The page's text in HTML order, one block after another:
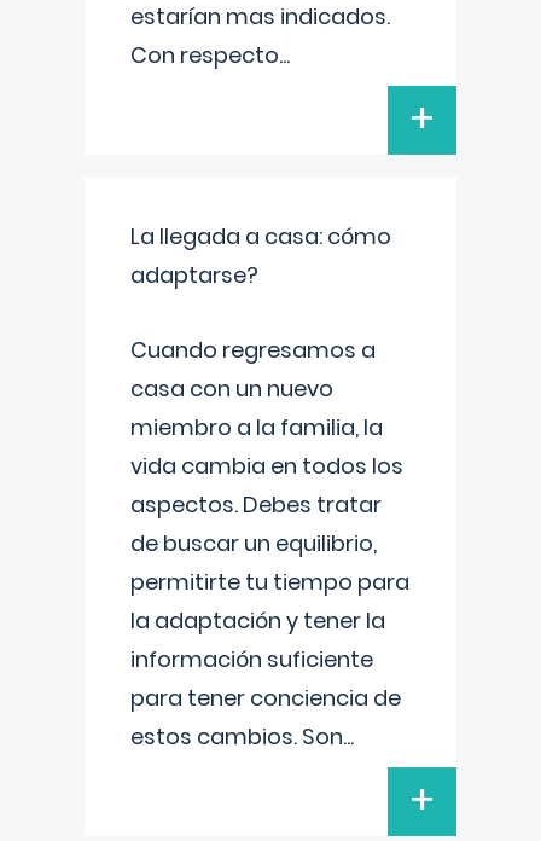
estarían mas indicados.
Con respecto...
+
La llegada a casa: cómo
adaptarse?
Cuando regresamos a
casa con un nuevo
miembro a la familia, la
vida cambia en todos los
aspectos. Debes tratar
de buscar un equilibrio,
permitirte tu tiempo para
la adaptación y tener la
información suficiente
para tener conciencia de
estos cambios. Son...
+